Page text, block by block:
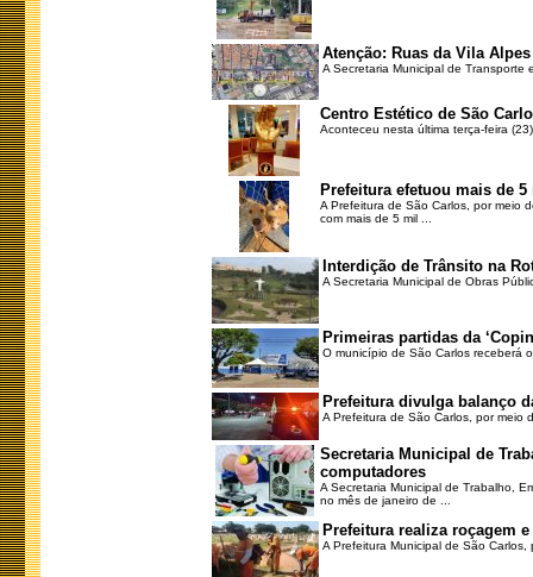
Atenção: Ruas da Vila
A Secretaria Municipal de Transporte
Centro Estético de São
Aconteceu nesta última terça-feira
Prefeitura efetuou mais de
A Prefeitura de São Carlos, por meio
com mais de 5 mil ...
Interdição de Trânsito na
A Secretaria Municipal de Obras
Primeiras partidas da
O município de São Carlos receberá
Prefeitura divulga balanço
A Prefeitura de São Carlos, por meio
Secretaria Municipal de
computadores
A Secretaria Municipal de Trabalho,
no mês de janeiro de ...
Prefeitura realiza roçagem
A Prefeitura Municipal de São